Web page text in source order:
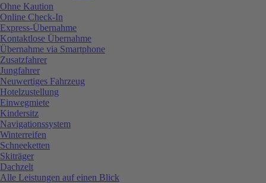
Ohne Kaution
Online Check-In
Express-Übernahme
Kontaktlose Übernahme
Übernahme via Smartphone
Zusatzfahrer
Jungfahrer
Neuwertiges Fahrzeug
Hotelzustellung
Einwegmiete
Kindersitz
Navigationssystem
Winterreifen
Schneeketten
Skiträger
Dachzelt
Alle Leistungen auf einen Blick